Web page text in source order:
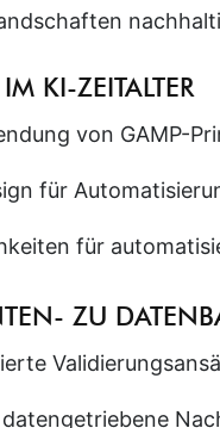
KI-ZEITALTER
von GAMP-
für
für
ZU